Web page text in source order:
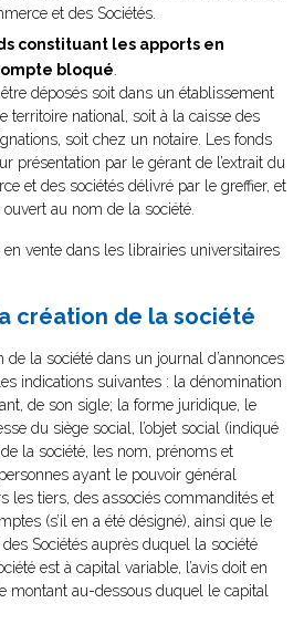
et des Sociétés.
constituant les apports en
bloqué
être déposés soit dans un établissement
territoire national, soit à la caisse des
soit chez un notaire. Les fonds
présentation par le gérant de l’extrait du
et des sociétés délivré par le greffier, et
au nom de la société.
en vente dans les librairies universitaires
création de la société
de la société dans un journal d’annonces
indications suivantes : la dénomination
de son sigle; la forme juridique, le
du siège social, l’objet social (indiqué
la société, les nom, prénoms et
ayant le pouvoir général
les tiers, des associés commandités et
(s’il en a été désigné), ainsi que le
Sociétés auprès duquel la société
est à capital variable, l’avis doit en
montant au-dessous duquel le capital